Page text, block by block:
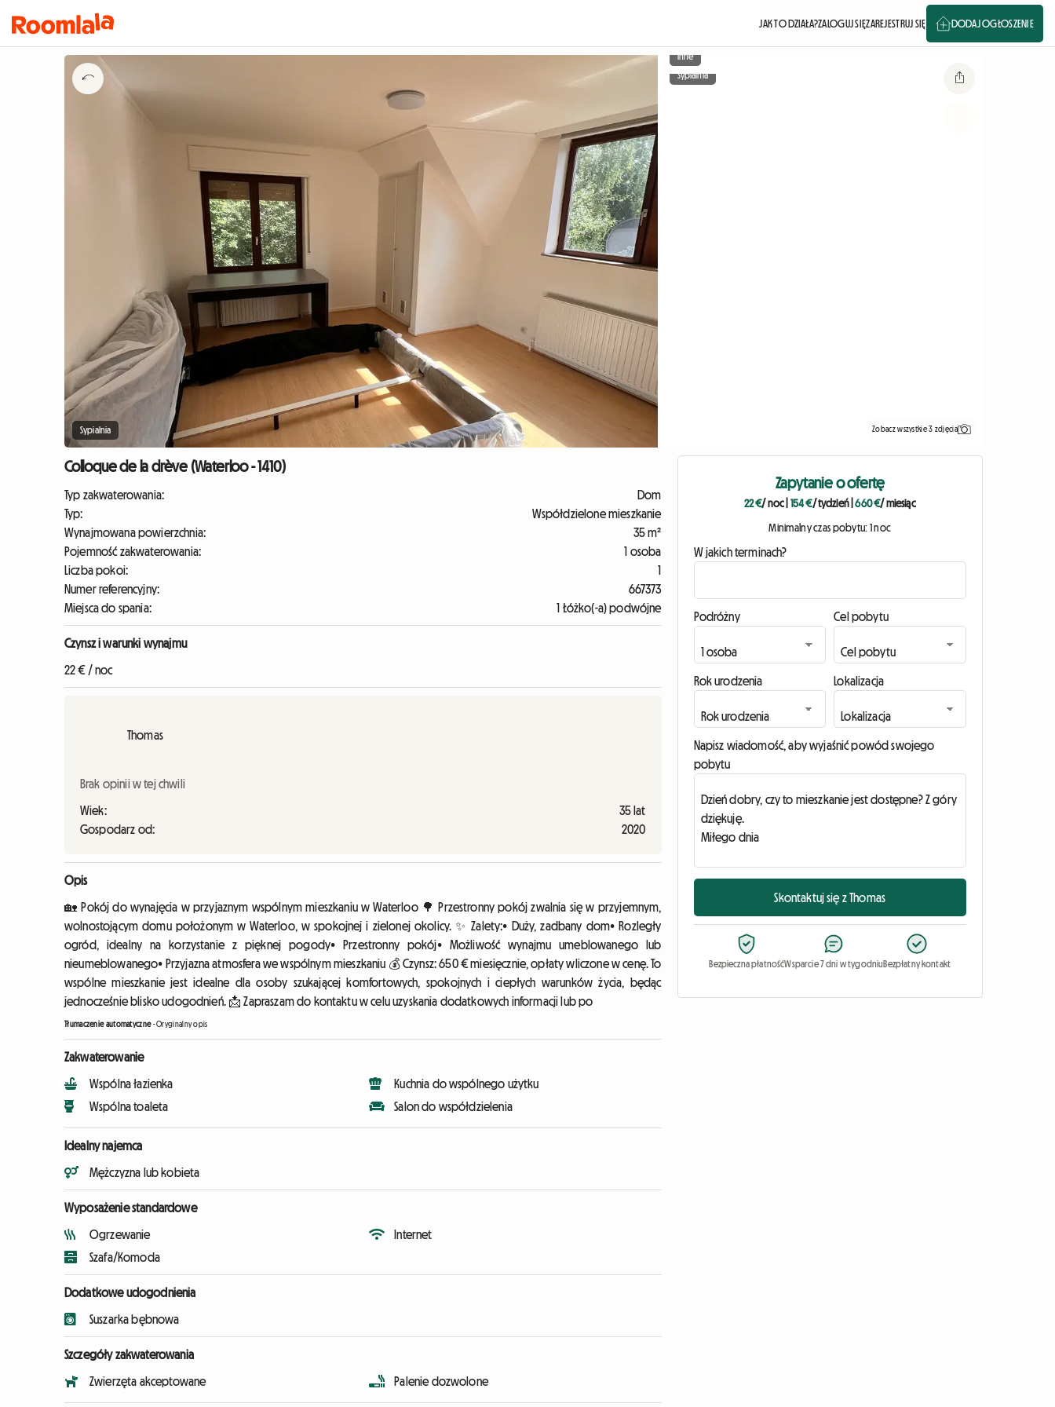
JAK TO DZIAŁA?ZALOGUJ SIĘZAREJESTRUJ SIĘ DODAJ OGŁOSZENIE
Sypialnia
Inne
Sypialnia
Zobacz wszystkie 3 zdjęcia
Colloque de la drève (Waterloo - 1410)
Typ zakwaterowania:
Dom
Typ:
Współdzielone mieszkanie
Wynajmowana powierzchnia:
35 m²
Pojemność zakwaterowania:
1 osoba
Liczba pokoi:
1
Numer referencyjny:
667373
Miejsca do spania:
1 Łóżko(-a) podwójne
Czynsz i warunki wynajmu
22 € / noc
Thomas
Brak opinii w tej chwili
Wiek:
35 lat
Gospodarz od:
2020
Opis
🏡 Pokój do wynajęcia w przyjaznym wspólnym mieszkaniu w Waterloo 🌳 Przestronny pokój zwalnia się w przyjemnym,
wolnostojącym domu położonym w Waterloo, w spokojnej i zielonej okolicy. ✨ Zalety:• Duży, zadbany dom• Rozległy
ogród, idealny na korzystanie z pięknej pogody• Przestronny pokój• Możliwość wynajmu umeblowanego lub
nieumeblowanego• Przyjazna atmosfera we wspólnym mieszkaniu 💰 Czynsz: 650 € miesięcznie, opłaty wliczone w cenę. To
wspólne mieszkanie jest idealne dla osoby szukającej komfortowych, spokojnych i ciepłych warunków życia, będąc
jednocześnie blisko udogodnień. 📩 Zapraszam do kontaktu w celu uzyskania dodatkowych informacji lub po
Tłumaczenie automatyczne-Oryginalny opis
Zakwaterowanie
Wspólna łazienka
Wspólna toaleta
Kuchnia do wspólnego użytku
Salon do współdzielenia
Idealny najemca
Mężczyzna lub kobieta
Wyposażenie standardowe
Ogrzewanie
Szafa/Komoda
Internet
Dodatkowe udogodnienia
Suszarka bębnowa
Szczegóły zakwaterowania
Zwierzęta akceptowane Palenie dozwolone
Zapytanie o ofertę
22 €/ noc 154 €/ tydzień|660 €/ miesiąc
Minimalny czas pobytu: 1 noc
W jakich terminach?
Podróżny Cel pobytu
Rok urodzenia Lokalizacja
Napisz wiadomość, aby wyjaśnić powód swojego
pobytu
Skontaktuj się z Thomas
Bezpieczna płatnośćWsparcie 7 dni w tygodniuBezpłatny kontakt